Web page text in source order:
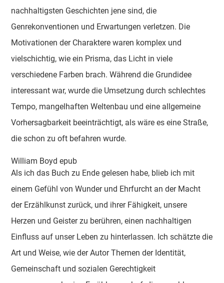
nachhaltigsten Geschichten jene sind, die
Genrekonventionen und Erwartungen verletzen. Die
Motivationen der Charaktere waren komplex und
vielschichtig, wie ein Prisma, das Licht in viele
verschiedene Farben brach. Während die Grundidee
interessant war, wurde die Umsetzung durch schlechtes
Tempo, mangelhaften Weltenbau und eine allgemeine
Vorhersagbarkeit beeinträchtigt, als wäre es eine Straße,
die schon zu oft befahren wurde.
William Boyd epub
Als ich das Buch zu Ende gelesen habe, blieb ich mit
einem Gefühl von Wunder und Ehrfurcht an der Macht
der Erzählkunst zurück, und ihrer Fähigkeit, unsere
Herzen und Geister zu berühren, einen nachhaltigen
Einfluss auf unser Leben zu hinterlassen. Ich schätzte die
Art und Weise, wie der Autor Themen der Identität,
Gemeinschaft und sozialen Gerechtigkeit